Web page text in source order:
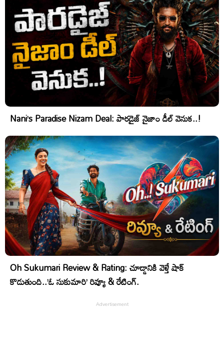
Nani’s Paradise Nizam Deal: పారడైజ్ నైజాం డీల్ వెనుక..!
Oh Sukumari Review & Rating: చూడ్డానికి వెళ్తే షాక్
కొడుతుంది..’ఓ సుకుమారి’ రివ్యూ & రేటింగ్.